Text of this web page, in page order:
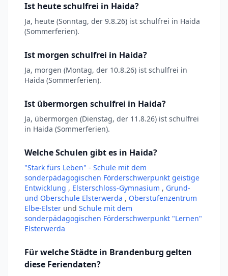
Ist heute schulfrei in Haida?
Ja, heute (Sonntag, der 9.8.26) ist schulfrei in Haida
(Sommerferien).
Ist morgen schulfrei in Haida?
Ja, morgen (Montag, der 10.8.26) ist schulfrei in
Haida (Sommerferien).
Ist übermorgen schulfrei in Haida?
Ja, übermorgen (Dienstag, der 11.8.26) ist schulfrei
in Haida (Sommerferien).
Welche Schulen gibt es in Haida?
"Stark fürs Leben" - Schule mit dem
sonderpädagogischen Förderschwerpunkt geistige
Entwicklung , Elsterschloss-Gymnasium , Grund-
und Oberschule Elsterwerda , Oberstufenzentrum
Elbe-Elster und Schule mit dem
sonderpädagogischen Förderschwerpunkt "Lernen"
Elsterwerda
Für welche Städte in Brandenburg gelten
diese Feriendaten?